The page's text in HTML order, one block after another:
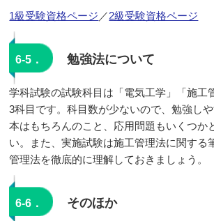
1級受験資格ページ ／2級受験資格ページ
6-5． 勉強法について
学科試験の試験科目は「電気工学」「施工
3科目です。科目数が少ないので、勉強し
本はもちろんのこと、応用問題もいくつか
い。また、実施試験は施工管理法に関する
管理法を徹底的に理解しておきましょう。
6-6． そのほか